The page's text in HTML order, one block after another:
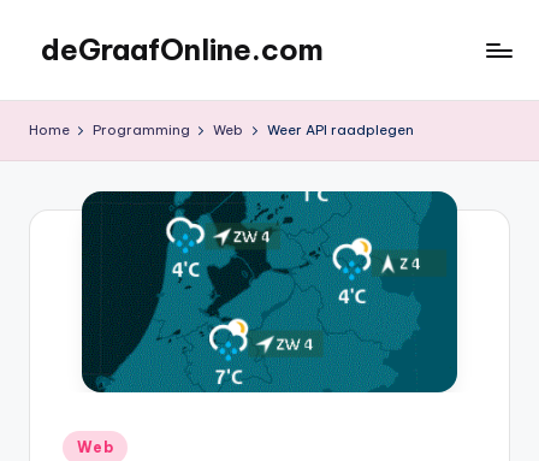
content
deGraafOnline.com
Home Programming Web Weer API raadplegen
Posted
Web